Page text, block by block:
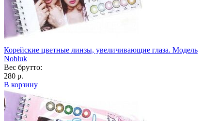
Корейские цветные линзы, увеличивающие глаза. Модель
Nobluk
Вес брутто:
280 р.
В корзину